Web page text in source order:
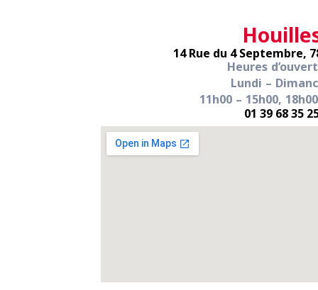
14 Rue du 4 Septembre,
Heures
Lundi –
11h00 – 15h00,
01 39 68 35